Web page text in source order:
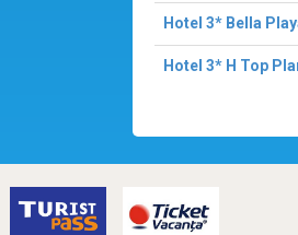
Hotel 3* Bella
Hotel 3* H Top